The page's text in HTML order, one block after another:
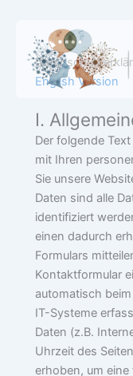
springen
English Version
I.
Der folgende
mit Ihren
Sie unsere
Daten sind alle
identifiziert
einen dadurch
Formulars
Kontaktformular
automatisch
IT-Systeme
Daten (z.B.
Uhrzeit des
erhoben, um